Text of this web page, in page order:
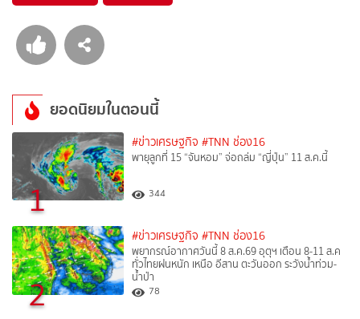
ยอดนิยมในตอนนี้
1
#ข่าวเศรษฐกิจ #TNN ช่อง16
พายุลูกที่ 15 “จันหอม” จ่อถล่ม “ญี่ปุ่น” 11 ส.ค.นี้
344
2
#ข่าวเศรษฐกิจ #TNN ช่อง16
พยากรณ์อากาศวันนี้ 8 ส.ค.69 อุตุฯ เตือน 8-11 ส.ค
ทั่วไทยฝนหนัก เหนือ อีสาน ตะวันออก ระวังน้ำท่วม-
น้ำป่า
78